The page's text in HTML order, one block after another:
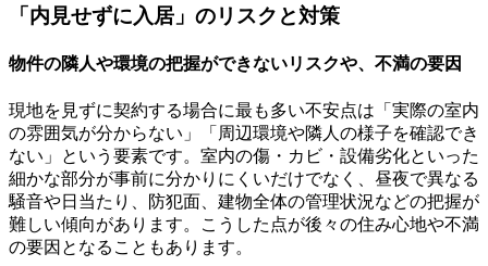
「内見せずに入居」のリスクと対策
物件の隣人や環境の把握ができないリスクや、不満の要因
現地を見ずに契約する場合に最も多い不安点は「実際の室内
の雰囲気が分からない」「周辺環境や隣人の様子を確認でき
ない」という要素です。室内の傷・カビ・設備劣化といった
細かな部分が事前に分かりにくいだけでなく、昼夜で異なる
騒音や日当たり、防犯面、建物全体の管理状況などの把握が
難しい傾向があります。こうした点が後々の住み心地や不満
の要因となることもあります。